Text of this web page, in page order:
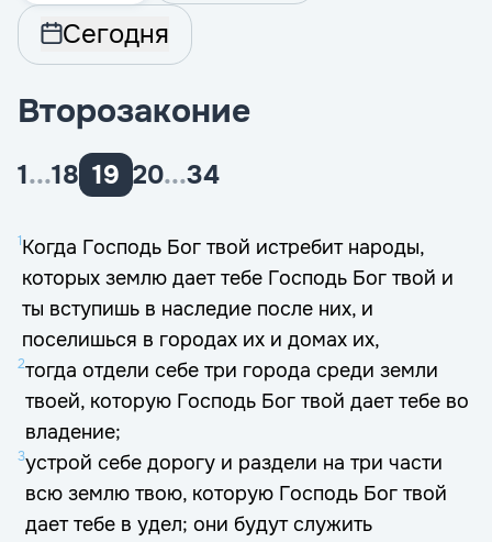
Сегодня
Второзаконие
1...18 19 20...34
1Когда Господь Бог твой истребит народы,
которых землю дает тебе Господь Бог твой и
ты вступишь в наследие после них, и
поселишься в городах их и домах их,
2тогда отдели себе три города среди земли
твоей, которую Господь Бог твой дает тебе во
владение;
3устрой себе дорогу и раздели на три части
всю землю твою, которую Господь Бог твой
дает тебе в удел; они будут служить